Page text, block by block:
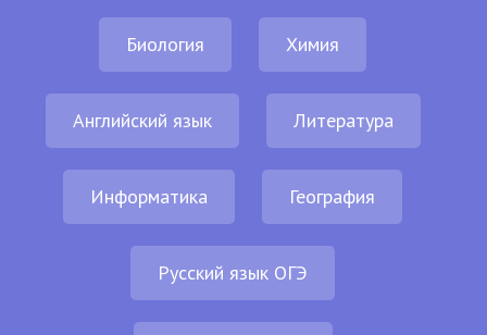
Биология Химия
Английский язык Литература
Информатика География
Русский язык ОГЭ